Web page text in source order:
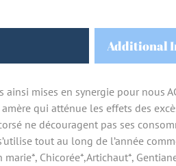
Additional
mises en synergie pour nous
qui atténue les effets des
ne découragent pas ses
tout au long de l’année
Chicorée*,Artichaut*,